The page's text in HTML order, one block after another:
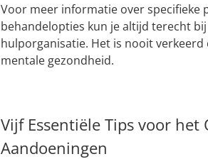
Voor meer informatie over specifieke
behandelopties kun je altijd terecht
hulporganisatie. Het is nooit
mentale gezondheid.
Vijf Essentiële Tips voor het
Aandoeningen